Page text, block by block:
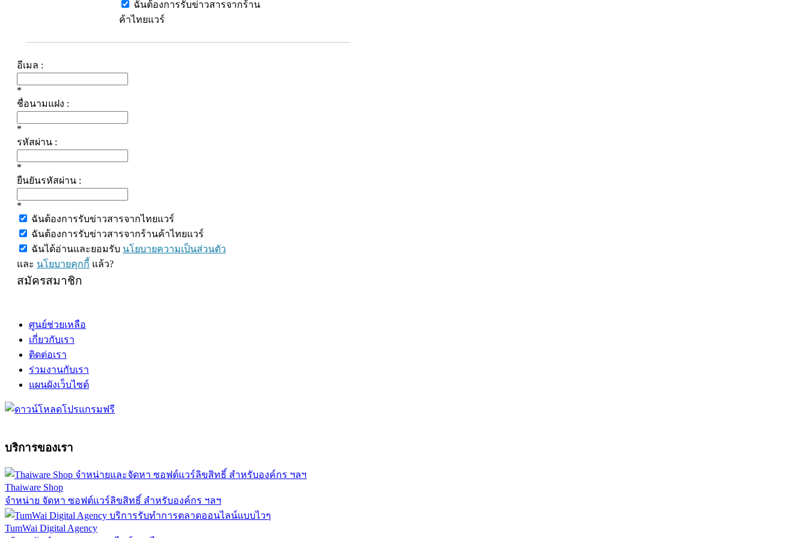
ฉันต้องการรับข่าวสารจากร้าน
ค้าไทยแวร์
อีเมล :
*
ชื่อนามแฝง :
*
รหัสผ่าน :
*
ยืนยันรหัสผ่าน :
*
ฉันต้องการรับข่าวสารจากไทยแวร์
ฉันต้องการรับข่าวสารจากร้านค้าไทยแวร์
ฉันได้อ่านและยอมรับ นโยบายความเป็นส่วนตัว
และ นโยบายคุกกี้ แล้ว?
สมัครสมาชิก
ศูนย์ช่วยเหลือ
เกี่ยวกับเรา
ติดต่อเรา
ร่วมงานกับเรา
แผนผังเว็บไซต์
บริการของเรา
Thaiware Shop
จำหน่าย จัดหา ซอฟต์แวร์ลิขสิทธิ์ สำหรับองค์กร ฯลฯ
TumWai Digital Agency